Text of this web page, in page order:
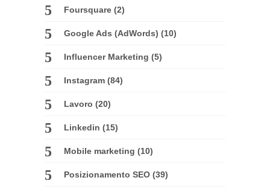
Foursquare (2)
Google Ads (AdWords) (10)
Influencer Marketing (5)
Instagram (84)
Lavoro (20)
Linkedin (15)
Mobile marketing (10)
Posizionamento SEO (39)